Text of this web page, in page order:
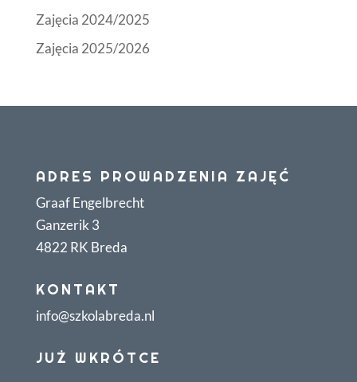
Zajęcia 2024/2025
Zajęcia 2025/2026
ADRES PROWADZENIA ZAJĘĆ
Graaf Engelbrecht
Ganzerik 3
4822 RK Breda
KONTAKT
info@szkolabreda.nl
JUŻ WKRÓTCE